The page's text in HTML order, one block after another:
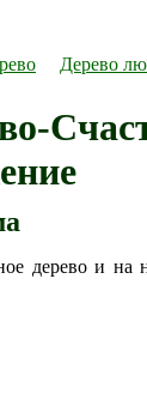
Дерево
дерево и на